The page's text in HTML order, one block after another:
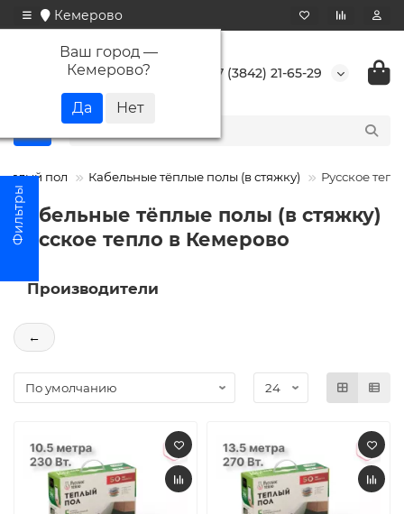
Кемерово
Ваш город —
Кемерово? +7 (3842) 21-65-29
пол Кабельные тёплые полы (в стяжку) Русское
Кабельные тёплые полы (в стяжку)
Русское тепло в Кемерово
Производители
←